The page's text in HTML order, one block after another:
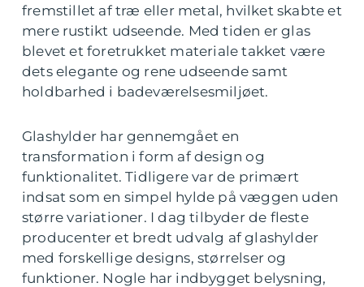
fremstillet af træ eller metal, hvilket skabte et
mere rustikt udseende. Med tiden er glas
blevet et foretrukket materiale takket være
dets elegante og rene udseende samt
holdbarhed i badeværelsesmiljøet.
Glashylder har gennemgået en
transformation i form af design og
funktionalitet. Tidligere var de primært
indsat som en simpel hylde på væggen uden
større variationer. I dag tilbyder de fleste
producenter et bredt udvalg af glashylder
med forskellige designs, størrelser og
funktioner. Nogle har indbygget belysning,